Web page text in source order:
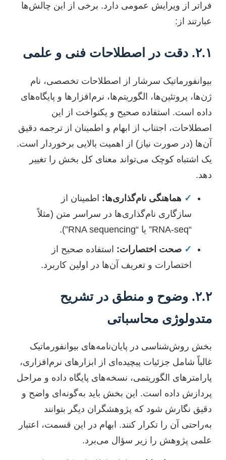
فراتر از ویرایش عمومی دارد. برخی از این چالش‌ها
عبارتند از:
۲.۱. دقت در اصطلاحات فنی و علمی
بیوانفورماتیک سرشار از اصطلاحات تخصصی، نام
ژن‌ها، پروتئین‌ها، الگوریتم‌ها، نرم‌افزارها و پایگاه‌های
داده است. استفاده صحیح و یکنواخت از این
اصطلاحات، اجتناب از ابهام و اطمینان از ترجمه دقیق
آن‌ها (در صورت نیاز) از اهمیت بالایی برخوردار است.
یک اشتباه کوچک می‌تواند معنای کل بخش را تغییر
دهد.
✓ هماهنگی نام‌گذاری‌ها: اطمینان از
سازگاری نام‌گذاری‌ها در سراسر متن (مثلاً
“RNA-seq” یا “RNA sequencing”).
✓ صحت اختصارات: استفاده صحیح از
اختصارات و تعریف آن‌ها در اولین کاربرد.
۲.۲. وضوح و منطق در تشریح
متدولوژی محاسباتی
بخش روش‌شناسی در پایان‌نامه‌های بیوانفورماتیک
غالباً شامل جزئیات پیچیده‌ای از ابزارهای نرم‌افزاری،
پارامترهای الگوریتمی، نسخه‌های پایگاه داده و مراحل
پردازش داده است. این بخش باید به‌گونه‌ای واضح و
دقیق نگارش شود که پژوهشگران دیگر بتوانند
به‌راحتی آن را تکرار کنند. ابهام در این قسمت، اعتبار
علمی پژوهش را زیر سؤال می‌برد.